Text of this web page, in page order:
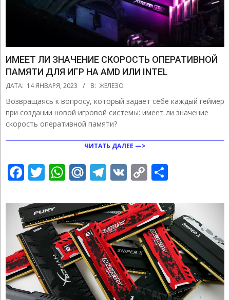
ИМЕЕТ ЛИ ЗНАЧЕНИЕ СКОРОСТЬ ОПЕРАТИВНОЙ
ПАМЯТИ ДЛЯ ИГР НА AMD ИЛИ INTEL
2023-
14
ДАТА: 14 ЯНВАРЯ, 2023 В: ЖЕЛЕЗО
Возвращаясь к вопросу, который задает себе каждый геймер
при создании новой игровой системы: имеет ли значение
скорость оперативной памяти?
ЧИТАТЬ ДАЛЕЕ —>
Facebook
Twitter
WhatsApp
Mail.Ru
Telegram
VK Copy